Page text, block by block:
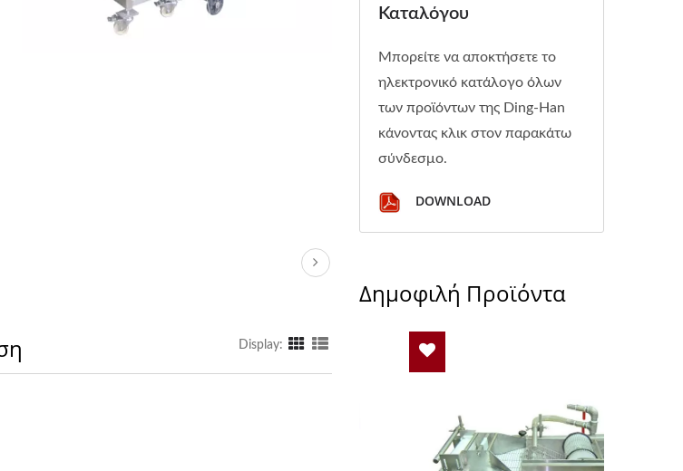
Display:
Καταλόγου
Μπορείτε να αποκτήσετε το
ηλεκτρονικό κατάλογο όλων
των προϊόντων της Ding-Han
κάνοντας κλικ στον παρακάτω
σύνδεσμο.
DOWNLOAD
Δημοφιλή Προϊόντα